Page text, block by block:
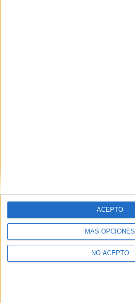
MÁS OPCIONES
NO ACEPTO
ACEPTO
Madrid
Tel: 911 805 570
Principales cifras